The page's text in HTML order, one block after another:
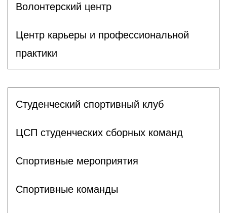
Волонтерский центр
Центр карьеры и профессиональной
практики
Студенческий спортивный клуб
ЦСП студенческих сборных команд
Спортивные мероприятия
Спортивные команды